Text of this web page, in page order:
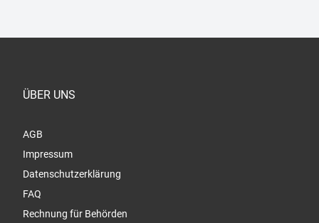
ÜBER UNS
AGB
Impressum
Datenschutzerklärung
FAQ
Rechnung für Behörden